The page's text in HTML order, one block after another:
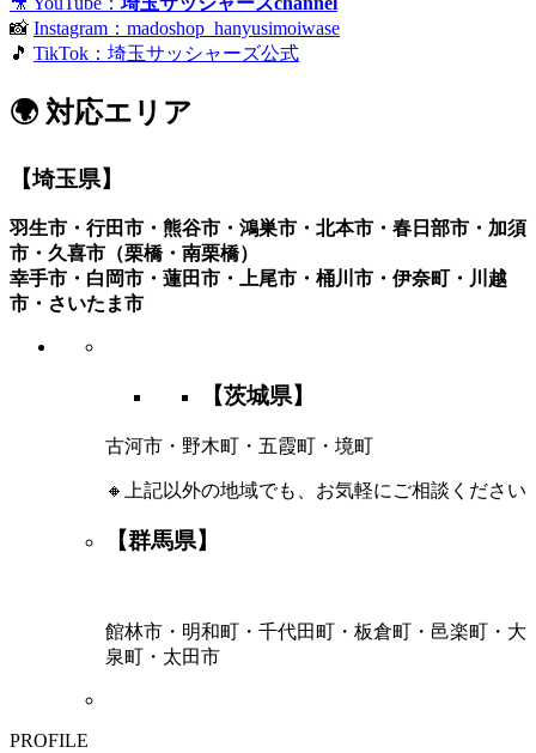
📸 Instagram：madoshop_hanyusimoiwase
🎵 TikTok：埼玉サッシャーズ公式
🌍 対応エリア
【埼玉県】
羽生市・行田市・熊谷市・鴻巣市・北本市・春日部市・加須
市・久喜市（栗橋・南栗橋）
幸手市・白岡市・蓮田市・上尾市・桶川市・伊奈町・川越
市・さいたま市
【茨城県】
古河市・野木町・五霞町・境町
🔸上記以外の地域でも、お気軽にご相談ください
【群馬県】
館林市・明和町・千代田町・板倉町・邑楽町・大
泉町・太田市
PROFILE